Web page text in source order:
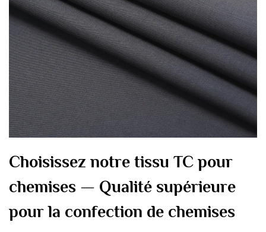
Choisissez notre tissu TC pour
chemises — Qualité supérieure
pour la confection de chemises